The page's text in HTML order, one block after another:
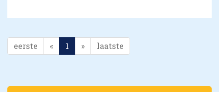
eerste « 1 » laatste